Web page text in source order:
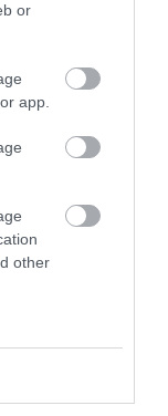
or
app.
other
AZ EGRI...
Eger ügye
ALACSONY AZ